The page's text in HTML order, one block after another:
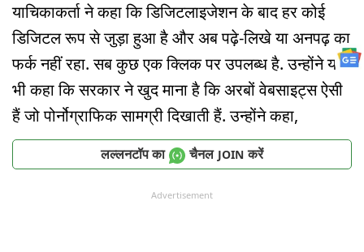
याचिकाकर्ता ने कहा कि डिजिटलाइजेशन के बाद हर कोई
डिजिटल रूप से जुड़ा हुआ है और अब पढ़े-लिखे या अनपढ़ का
फर्क नहीं रहा. सब कुछ एक क्लिक पर उपलब्ध है. उन्होंने यह
भी कहा कि सरकार ने खुद माना है कि अरबों वेबसाइट्स ऐसी
हैं जो पोर्नोग्राफिक सामग्री दिखाती हैं. उन्होंने कहा,
लल्लनटॉप का चैनल JOIN करें
Advertisement